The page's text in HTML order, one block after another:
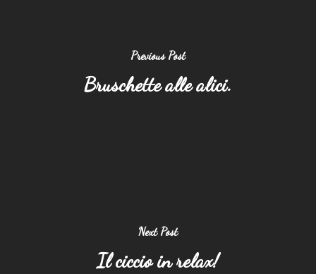
Previous Post
Bruschette alle alici.
Next Post
Il ciccio in relax!